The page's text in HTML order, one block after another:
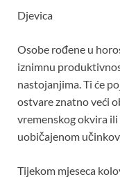
Djevica
Osobe rođene u
iznimnu
nastojanjima. Ti će
ostvare znatno veći
vremenskog okvira
uobičajenom
Tijekom mjeseca